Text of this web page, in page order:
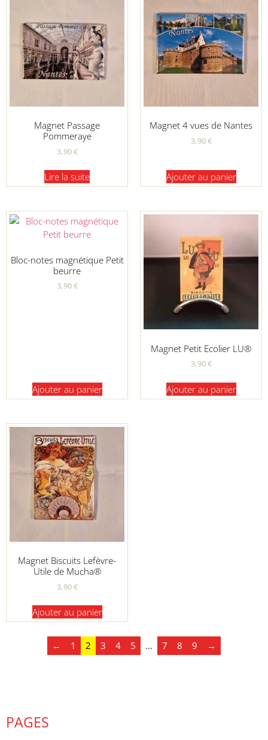
Magnet Passage
Pommeraye
3,90€
Lire la suite
Magnet 4 vues de Nantes
3,90€
Ajouter au panier
Bloc-notes magnétique Petit
beurre
3,90€
Ajouter au panier
Magnet Petit Ecolier LU®
3,90€
Ajouter au panier
Magnet Biscuits Lefèvre-
Utile de Mucha®
3,90€
Ajouter au panier
← 1 2 3 4 5 … 7 8 9 →
PAGES